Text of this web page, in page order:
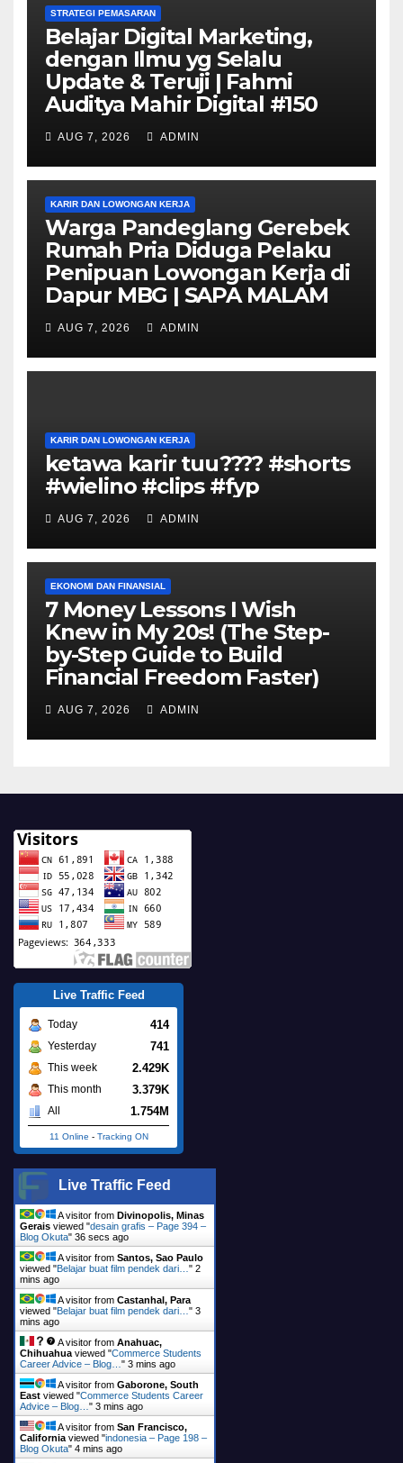
STRATEGI PEMASARAN
Belajar Digital Marketing,
dengan Ilmu yg Selalu
Update & Teruji | Fahmi
Auditya Mahir Digital #150
AUG 7, 2026 ADMIN
KARIR DAN LOWONGAN KERJA
Warga Pandeglang Gerebek
Rumah Pria Diduga Pelaku
Penipuan Lowongan Kerja di
Dapur MBG | SAPA MALAM
AUG 7, 2026 ADMIN
KARIR DAN LOWONGAN KERJA
ketawa karir tuu???? #shorts
#wielino #clips #fyp
AUG 7, 2026 ADMIN
EKONOMI DAN FINANSIAL
7 Money Lessons I Wish
Knew in My 20s! (The Step-
by-Step Guide to Build
Financial Freedom Faster)
AUG 7, 2026 ADMIN
Live Traffic Feed
Today 414
Yesterday 741
This week 2.429K
This month 3.379K
All 1.754M
11 Online - Tracking ON
Live Traffic Feed
A visitor from Divinopolis, Minas
Gerais viewed "desain grafis – Page 394 –
Blog Okuta" 37 secs ago
A visitor from Santos, Sao Paulo
viewed "Belajar buat film pendek dari… " 2
mins ago
A visitor from Castanhal, Para
viewed "Belajar buat film pendek dari… " 3
mins ago
A visitor from Anahuac,
Chihuahua viewed "Commerce Students
Career Advice – Blog… " 3 mins ago
A visitor from Gaborone, South
East viewed "Commerce Students Career
Advice – Blog… " 3 mins ago
A visitor from San Francisco,
California viewed "indonesia – Page 198 –
Blog Okuta" 4 mins ago